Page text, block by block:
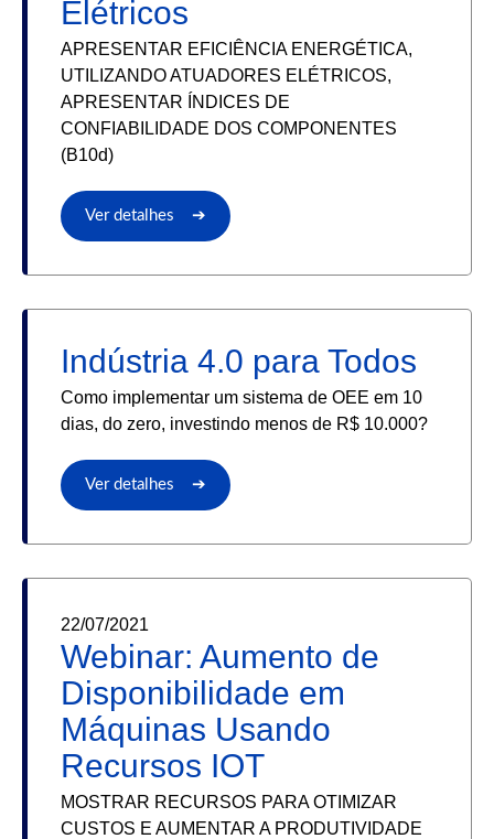
Elétricos
APRESENTAR EFICIÊNCIA ENERGÉTICA,
UTILIZANDO ATUADORES ELÉTRICOS,
APRESENTAR ÍNDICES DE
CONFIABILIDADE DOS COMPONENTES
(B10d)
Ver detalhes ➔
Indústria 4.0 para Todos
Como implementar um sistema de OEE em 10
dias, do zero, investindo menos de R$ 10.000?
Ver detalhes ➔
22/07/2021
Webinar: Aumento de
Disponibilidade em
Máquinas Usando
Recursos IOT
MOSTRAR RECURSOS PARA OTIMIZAR
CUSTOS E AUMENTAR A PRODUTIVIDADE